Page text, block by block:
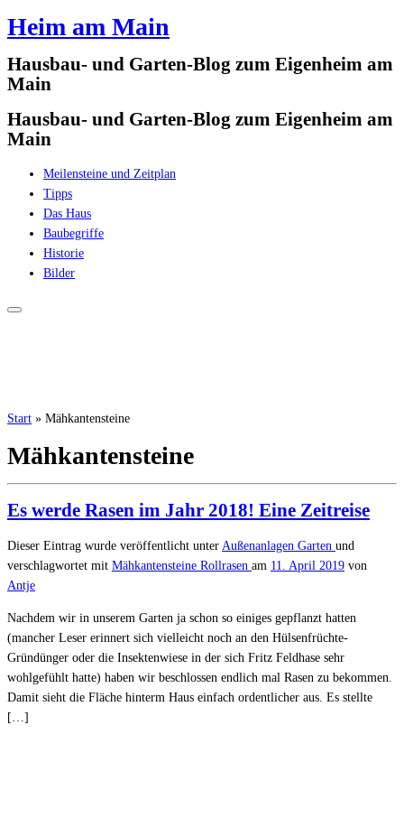
Zum
springen
Heim am Main
Hausbau- und Garten-Blog zum Eigenheim am
Main
Hausbau- und Garten-Blog zum Eigenheim am
Main
Meilensteine und Zeitplan
Tipps
Das Haus
Baubegriffe
Historie
Bilder
Start » Mähkantensteine
Mähkantensteine
Es werde Rasen im Jahr 2018! Eine Zeitreise
Dieser Eintrag wurde veröffentlicht unter Außenanlagen Garten und
verschlagwortet mit Mähkantensteine Rollrasen am 11. April 2019 von
Antje
Nachdem wir in unserem Garten ja schon so einiges gepflanzt hatten
(mancher Leser erinnert sich vielleicht noch an den Hülsenfrüchte-
Gründünger oder die Insektenwiese in der sich Fritz Feldhase sehr
wohlgefühlt hatte) haben wir beschlossen endlich mal Rasen zu bekommen.
Damit sieht die Fläche hinterm Haus einfach ordentlicher aus. Es stellte
[…]